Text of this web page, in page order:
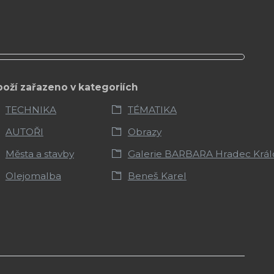
zařazeno v kategoriích
TECHNIKA
TÉMATIKA
AUTOŘI
Obrazy
Města a stavby
Galerie BARBARA Hradec
Olejomalba
Beneš Karel